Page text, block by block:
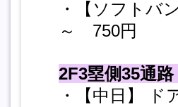
・【ソフトバ
～ 750円
2F3塁側35通
・【中日】